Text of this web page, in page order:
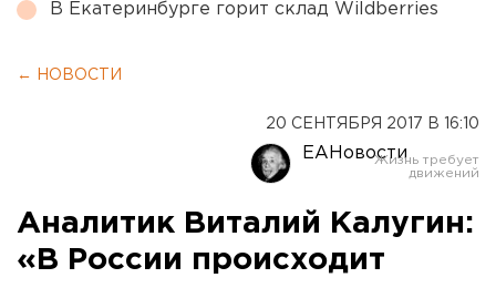
В Екатеринбурге горит склад Wildberries
← НОВОСТИ
20 СЕНТЯБРЯ 2017 В 16:10
ЕАНовости
Аналитик Виталий Калугин:
«В России происходит